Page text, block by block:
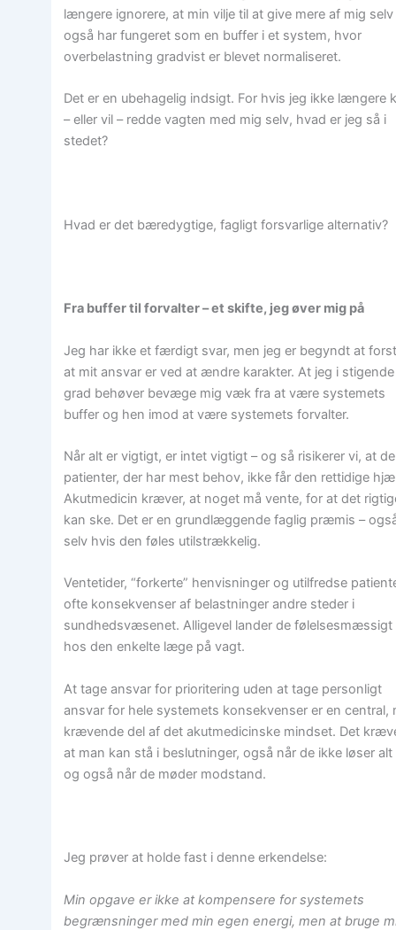
længere ignorere, at min vilje til at give mere af mig selv
også har fungeret som en buffer i et system, hvor
overbelastning gradvist er blevet normaliseret.
Det er en ubehagelig indsigt. For hvis jeg ikke længere
– eller vil – redde vagten med mig selv, hvad er jeg så i
stedet?
Hvad er det bæredygtige, fagligt forsvarlige alternativ?
Fra buffer til forvalter – et skifte, jeg øver mig på
Jeg har ikke et færdigt svar, men jeg er begyndt at
at mit ansvar er ved at ændre karakter. At jeg i stigende
grad behøver bevæge mig væk fra at være systemets
buffer og hen imod at være systemets forvalter.
Når alt er vigtigt, er intet vigtigt – og så risikerer vi, at de
patienter, der har mest behov, ikke får den rettidige
Akutmedicin kræver, at noget må vente, for at det
kan ske. Det er en grundlæggende faglig præmis –
selv hvis den føles utilstrækkelig.
Ventetider, “forkerte” henvisninger og utilfredse
ofte konsekvenser af belastninger andre steder i
sundhedsvæsenet. Alligevel lander de
hos den enkelte læge på vagt.
At tage ansvar for prioritering uden at tage personligt
ansvar for hele systemets konsekvenser er en central,
krævende del af det akutmedicinske mindset. Det
at man kan stå i beslutninger, også når de ikke løser alt
og også når de møder modstand.
Jeg prøver at holde fast i denne erkendelse:
Min opgave er ikke at kompensere for systemets
begrænsninger med min egen energi, men at bruge